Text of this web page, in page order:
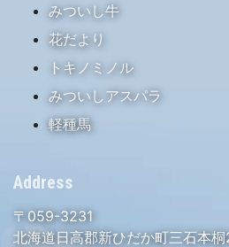
みついし牛
花だより
トキノミノル
みついしアスパラ
軽種馬
Address
〒059-3231
北海道日高郡新ひだか町三石本